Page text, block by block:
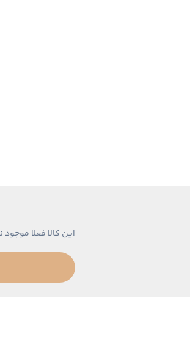
این کالا فعلا